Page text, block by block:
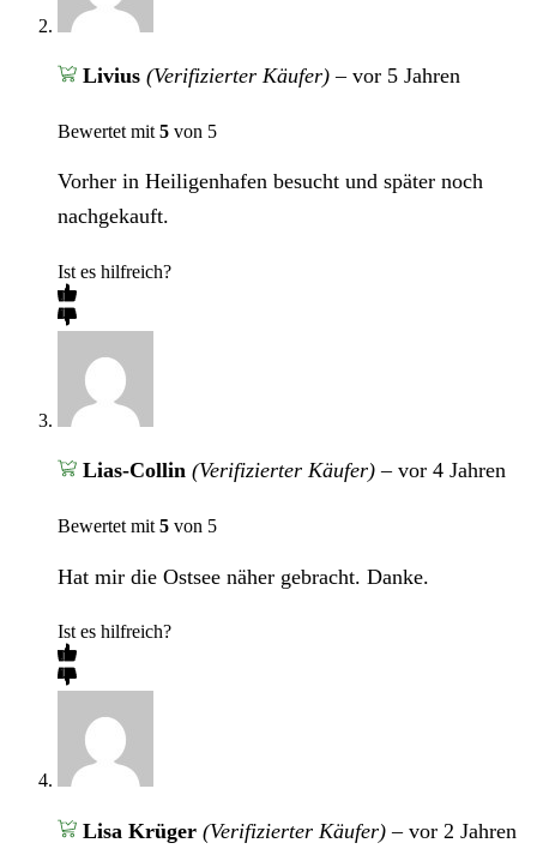
Livius (Verifizierter Käufer) – vor 5 Jahren
Bewertet mit 5 von 5
Vorher in Heiligenhafen besucht und später noch
nachgekauft.
Ist es hilfreich?
Lias-Collin (Verifizierter Käufer) – vor 4 Jahren
Bewertet mit 5 von 5
Hat mir die Ostsee näher gebracht. Danke.
Ist es hilfreich?
Lisa Krüger (Verifizierter Käufer) – vor 2 Jahren